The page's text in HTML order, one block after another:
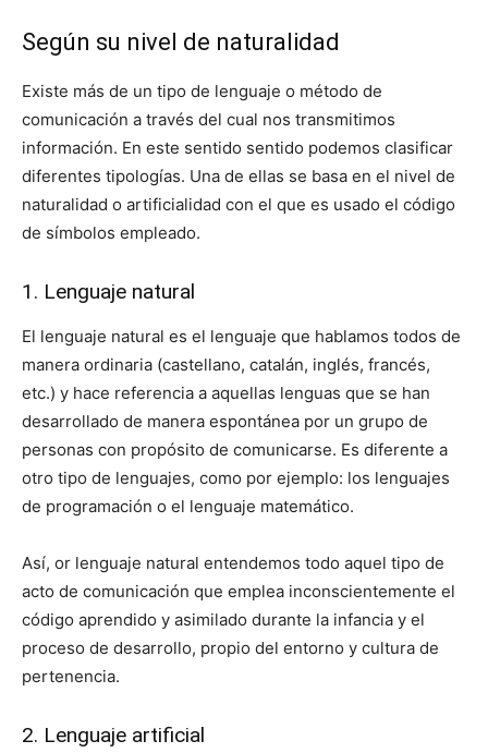
Según su nivel de naturalidad
Existe más de un tipo de lenguaje o método de
comunicación a través del cual nos transmitimos
información. En este sentido sentido podemos clasificar
diferentes tipologías. Una de ellas se basa en el nivel de
naturalidad o artificialidad con el que es usado el código
de símbolos empleado.
1. Lenguaje natural
El lenguaje natural es el lenguaje que hablamos todos de
manera ordinaria (castellano, catalán, inglés, francés,
etc.) y hace referencia a aquellas lenguas que se han
desarrollado de manera espontánea por un grupo de
personas con propósito de comunicarse. Es diferente a
otro tipo de lenguajes, como por ejemplo: los lenguajes
de programación o el lenguaje matemático.
Así, or lenguaje natural entendemos todo aquel tipo de
acto de comunicación que emplea inconscientemente el
código aprendido y asimilado durante la infancia y el
proceso de desarrollo, propio del entorno y cultura de
pertenencia.
2. Lenguaje artificial